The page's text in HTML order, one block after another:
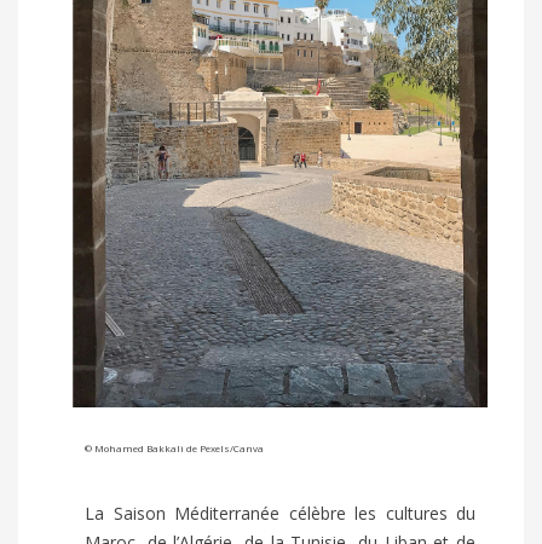
© Mohamed Bakkali de Pexels/Canva
La Saison Méditerranée célèbre les cultures du